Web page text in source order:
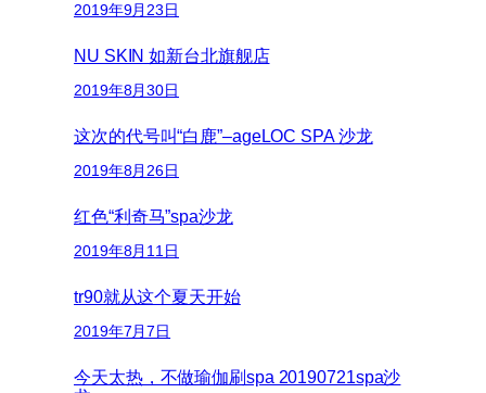
2019年9月23日
NU SKIN 如新台北旗舰店
2019年8月30日
这次的代号叫“白鹿”–ageLOC SPA 沙龙
2019年8月26日
红色“利奇马”spa沙龙
2019年8月11日
tr90就从这个夏天开始
2019年7月7日
今天太热，不做瑜伽刷spa 20190721spa沙